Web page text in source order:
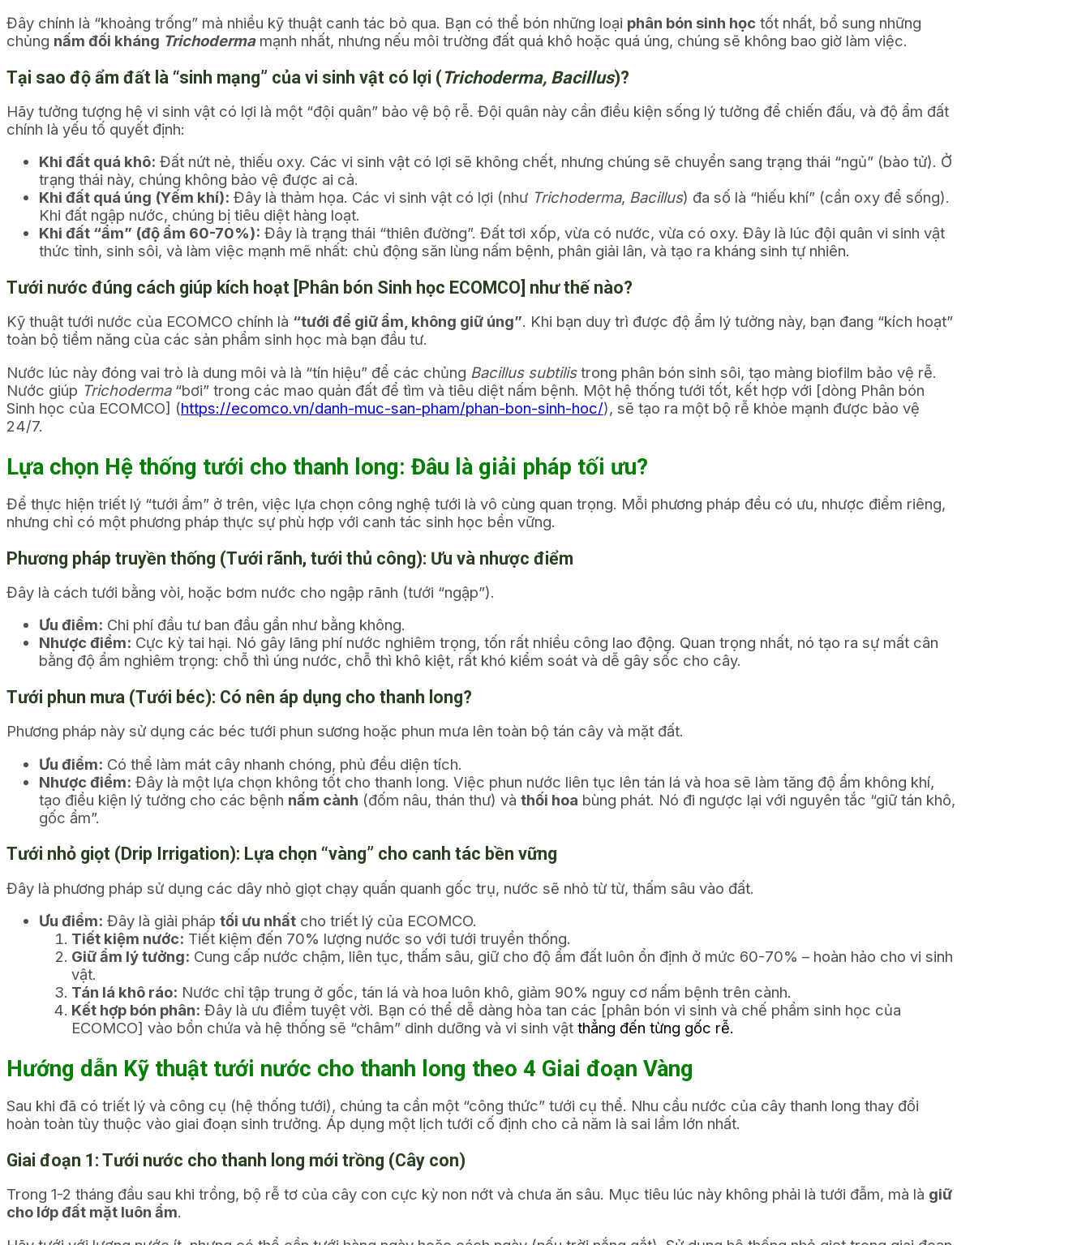
Đây chính là “khoảng trống” mà nhiều kỹ thuật canh tác bỏ qua. Bạn có thể bón những loại phân bón sinh học tốt nhất, bổ sung những
chủng nấm đối kháng Trichodermamạnh nhất, nhưng nếu môi trường đất quá khô hoặc quá úng, chúng sẽ không bao giờ làm việc.
Tại sao độ ẩm đất là “sinh mạng” của vi sinh vật có lợi (Trichoderma, Bacillus)?
Hãy tưởng tượng hệ vi sinh vật có lợi là một “đội quân” bảo vệ bộ rễ. Đội quân này cần điều kiện sống lý tưởng để chiến đấu, và độ ẩm đất
chính là yếu tố quyết định:
Khi đất quá khô: Đất nứt nẻ, thiếu oxy. Các vi sinh vật có lợi sẽ không chết, nhưng chúng sẽ chuyển sang trạng thái “ngủ” (bào tử). Ở
trạng thái này, chúng không bảo vệ được ai cả.
Khi đất quá úng (Yếm khí): Đây là thảm họa. Các vi sinh vật có lợi (như Trichoderma, Bacillus) đa số là “hiếu khí” (cần oxy để sống).
Khi đất ngập nước, chúng bị tiêu diệt hàng loạt.
Khi đất “ẩm” (độ ẩm 60-70%): Đây là trạng thái “thiên đường”. Đất tơi xốp, vừa có nước, vừa có oxy. Đây là lúc đội quân vi sinh vật
thức tỉnh, sinh sôi, và làm việc mạnh mẽ nhất: chủ động săn lùng nấm bệnh, phân giải lân, và tạo ra kháng sinh tự nhiên.
Tưới nước đúng cách giúp kích hoạt [Phân bón Sinh học ECOMCO] như thế nào?
Kỹ thuật tưới nước của ECOMCO chính là “tưới để giữ ẩm, không giữ úng”. Khi bạn duy trì được độ ẩm lý tưởng này, bạn đang “kích hoạt”
toàn bộ tiềm năng của các sản phẩm sinh học mà bạn đầu tư.
Nước lúc này đóng vai trò là dung môi và là “tín hiệu” để các chủng Bacillus subtilistrong phân bón sinh sôi, tạo màng biofilm bảo vệ rễ.
Nước giúp Trichoderma“bơi” trong các mao quản đất để tìm và tiêu diệt nấm bệnh. Một hệ thống tưới tốt, kết hợp với [dòng Phân bón
Sinh học của ECOMCO] (https://ecomco.vn/danh-muc-san-pham/phan-bon-sinh-hoc/), sẽ tạo ra một bộ rễ khỏe mạnh được bảo vệ
24/7.
Lựa chọn Hệ thống tưới cho thanh long: Đâu là giải pháp tối ưu?
Để thực hiện triết lý “tưới ẩm” ở trên, việc lựa chọn công nghệ tưới là vô cùng quan trọng. Mỗi phương pháp đều có ưu, nhược điểm riêng,
nhưng chỉ có một phương pháp thực sự phù hợp với canh tác sinh học bền vững.
Phương pháp truyền thống (Tưới rãnh, tưới thủ công): Ưu và nhược điểm
Đây là cách tưới bằng vòi, hoặc bơm nước cho ngập rãnh (tưới “ngập”).
Ưu điểm: Chi phí đầu tư ban đầu gần như bằng không.
Nhược điểm: Cực kỳ tai hại. Nó gây lãng phí nước nghiêm trọng, tốn rất nhiều công lao động. Quan trọng nhất, nó tạo ra sự mất cân
bằng độ ẩm nghiêm trọng: chỗ thì úng nước, chỗ thì khô kiệt, rất khó kiểm soát và dễ gây sốc cho cây.
Tưới phun mưa (Tưới béc): Có nên áp dụng cho thanh long?
Phương pháp này sử dụng các béc tưới phun sương hoặc phun mưa lên toàn bộ tán cây và mặt đất.
Ưu điểm: Có thể làm mát cây nhanh chóng, phủ đều diện tích.
Nhược điểm: Đây là một lựa chọn không tốt cho thanh long. Việc phun nước liên tục lên tán lá và hoa sẽ làm tăng độ ẩm không khí,
tạo điều kiện lý tưởng cho các bệnh nấm cành (đốm nâu, thán thư) và thối hoa bùng phát. Nó đi ngược lại với nguyên tắc “giữ tán khô,
gốc ẩm”.
Tưới nhỏ giọt (Drip Irrigation): Lựa chọn “vàng” cho canh tác bền vững
Đây là phương pháp sử dụng các dây nhỏ giọt chạy quấn quanh gốc trụ, nước sẽ nhỏ từ từ, thấm sâu vào đất.
Ưu điểm: Đây là giải pháp tối ưu nhất cho triết lý của ECOMCO.
Tiết kiệm nước: Tiết kiệm đến 70% lượng nước so với tưới truyền thống.
Giữ ẩm lý tưởng: Cung cấp nước chậm, liên tục, thấm sâu, giữ cho độ ẩm đất luôn ổn định ở mức 60-70% – hoàn hảo cho vi sinh
vật.
Tán lá khô ráo: Nước chỉ tập trung ở gốc, tán lá và hoa luôn khô, giảm 90% nguy cơ nấm bệnh trên cành.
Kết hợp bón phân: Đây là ưu điểm tuyệt vời. Bạn có thể dễ dàng hòa tan các [phân bón vi sinh và chế phẩm sinh học của
ECOMCO] vào bồn chứa và hệ thống sẽ “châm” dinh dưỡng và vi sinh vật thẳng đến từng gốc rễ.
Hướng dẫn Kỹ thuật tưới nước cho thanh long theo 4 Giai đoạn Vàng
Sau khi đã có triết lý và công cụ (hệ thống tưới), chúng ta cần một “công thức” tưới cụ thể. Nhu cầu nước của cây thanh long thay đổi
hoàn toàn tùy thuộc vào giai đoạn sinh trưởng. Áp dụng một lịch tưới cố định cho cả năm là sai lầm lớn nhất.
Giai đoạn 1: Tưới nước cho thanh long mới trồng (Cây con)
Trong 1-2 tháng đầu sau khi trồng, bộ rễ tơ của cây con cực kỳ non nớt và chưa ăn sâu. Mục tiêu lúc này không phải là tưới đẫm, mà là giữ
cho lớp đất mặt luôn ẩm.